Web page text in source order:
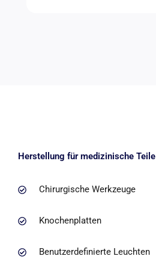
Herstellung für medizinische Teile
Chirurgische Werkzeuge
Knochenplatten
Benutzerdefinierte Leuchten